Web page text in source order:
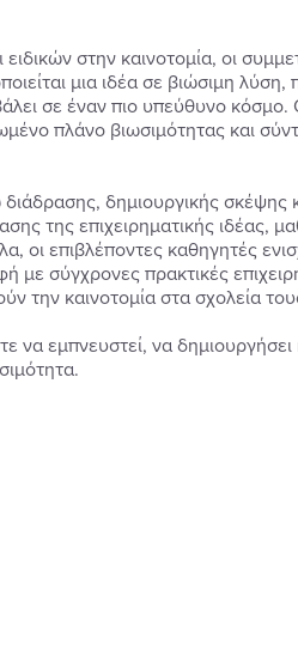
στην καινοτομία, οι
μια ιδέα σε βιώσιμη λύση,
σε έναν πιο υπεύθυνο κόσμο.
πλάνο βιωσιμότητας και
δημιουργικής σκέψης
της επιχειρηματικής ιδέας,
οι επιβλέποντες καθηγητές
σύγχρονες πρακτικές
την καινοτομία στα σχολεία
να εμπνευστεί, να δημιουργήσει